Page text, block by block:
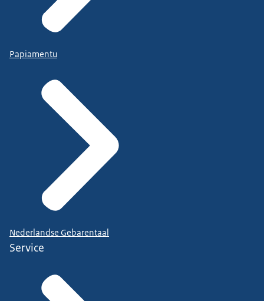
Papiamentu
Nederlandse Gebarentaal
Service